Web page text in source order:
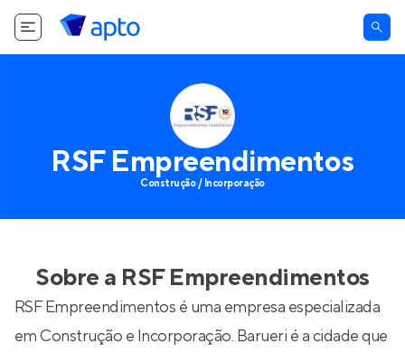
RSF Empreendimentos
Construção / Incorporação
Sobre a RSF Empreendimentos
RSF Empreendimentos é uma empresa especializada
em Construção e Incorporação. Barueri é a cidade que